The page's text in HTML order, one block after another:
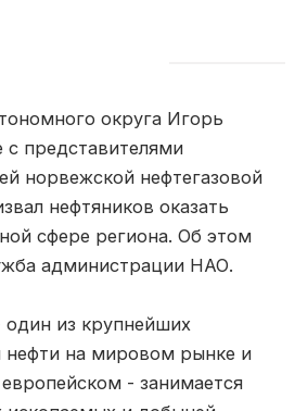
округа Игорь
представителями
норвежской нефтегазовой
нефтяников оказать
сфере региона. Об этом
администрации НАО.
из крупнейших
нефти на мировом рынке и
- занимается